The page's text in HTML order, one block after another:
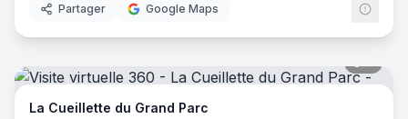
Partager Google Maps
La Cueillette du Grand Parc